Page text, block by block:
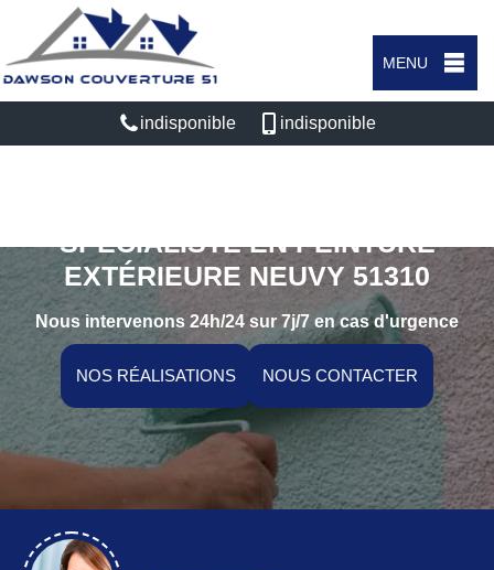
MENU
indisponible indisponible
SPÉCIALISTE EN PEINTURE
EXTÉRIEURE NEUVY 51310
Nous intervenons 24h/24 sur 7j/7 en cas d'urgence
NOS RÉALISATIONS NOUS CONTACTER